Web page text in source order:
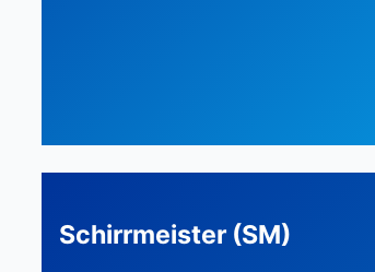
Schirrmeister (SM)